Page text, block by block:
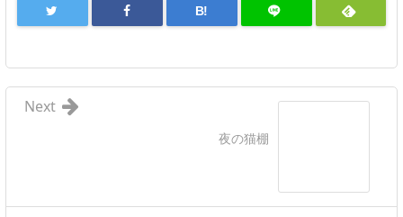
B!
夜の猫棚
Next